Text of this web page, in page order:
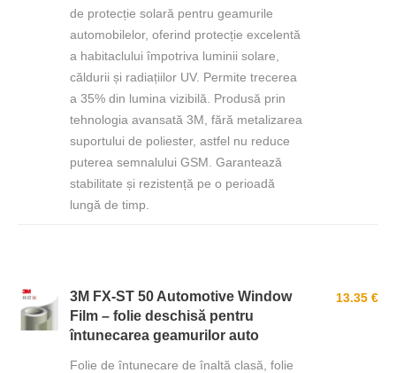
de protecție solară pentru geamurile
automobilelor, oferind protecție excelentă
a habitaclului împotriva luminii solare,
căldurii și radiațiilor UV. Permite trecerea
a 35% din lumina vizibilă. Produsă prin
tehnologia avansată 3M, fără metalizarea
suportului de poliester, astfel nu reduce
puterea semnalului GSM. Garantează
stabilitate și rezistență pe o perioadă
lungă de timp.
3M FX-ST 50 Automotive Window
Film – folie deschisă pentru
întunecarea geamurilor auto
Folie de întunecare de înaltă clasă, folie
13.35 €